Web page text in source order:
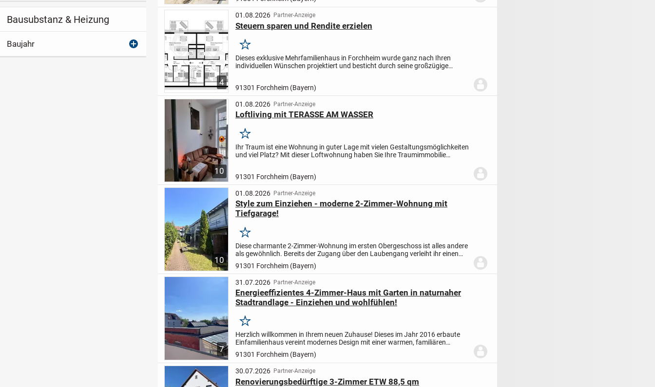
4
01.08.2026 Partner-Anzeige
Steuern sparen und Rendite erzielen
Merken
Dieses exklusive Mehrfamilienhaus in Forchheim wurde ganz nach Ihren
individuellen Wünschen projektiert und besticht durch seine großzügige
91301 Forchheim (Bayern)
10
01.08.2026 Partner-Anzeige
Loftliving mit TERASSE AM WASSER
Merken
Ihr Traum ist eine Wohnung in guter Lage mit vielen Gestaltungsmöglichkeiten
und viel Platz? Mit dieser Loftwohnung haben Sie Ihre Traumimmobilie
91301 Forchheim (Bayern)
10
01.08.2026 Partner-Anzeige
Style zum Einziehen - moderne 2-Zimmer-Wohnung mit
Tiefgarage!
Merken
Diese charmante 2-Zimmer-Wohnung im ersten Obergeschoss ist alles andere
als gewöhnlich. Bereits der Zugang über den Laubengang verleiht ihr einen
besonderen Charakter. Ein interessanter Grundriss,...
91301 Forchheim (Bayern)
7
31.07.2026 Partner-Anzeige
Energieeffizientes 4-Zimmer-Haus mit Garten in naturnaher
Stadtrandlage - Einziehen und wohlfühlen!
Merken
Herzlich willkommen in Ihrem neuen Zuhause! Dieses im Jahr 2016 erbaute
Einfamilienhaus vereint modernes Design mit einer warmen, familiären
Atmosphäre. Mit einer Wohnfläche von ca. 130 m² und...
91301 Forchheim (Bayern)
30.07.2026 Partner-Anzeige
Renovierungsbedürftige 3-Zimmer ETW 88,5 qm
Bausubstanz & Heizung
Baujahr